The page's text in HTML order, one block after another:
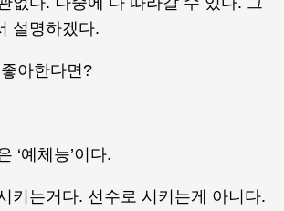
설명하겠다.
아한다면?
‘예체능’이다.
키는거다. 선수로 시키는게 아니다.